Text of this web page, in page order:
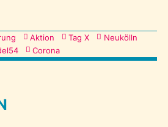
Aktion Tag X
Neukölln
Corona